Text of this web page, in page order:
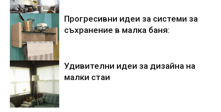
Прогресивни идеи за системи за
съхранение в малка баня:
Удивителни идеи за дизайна на
малки стаи